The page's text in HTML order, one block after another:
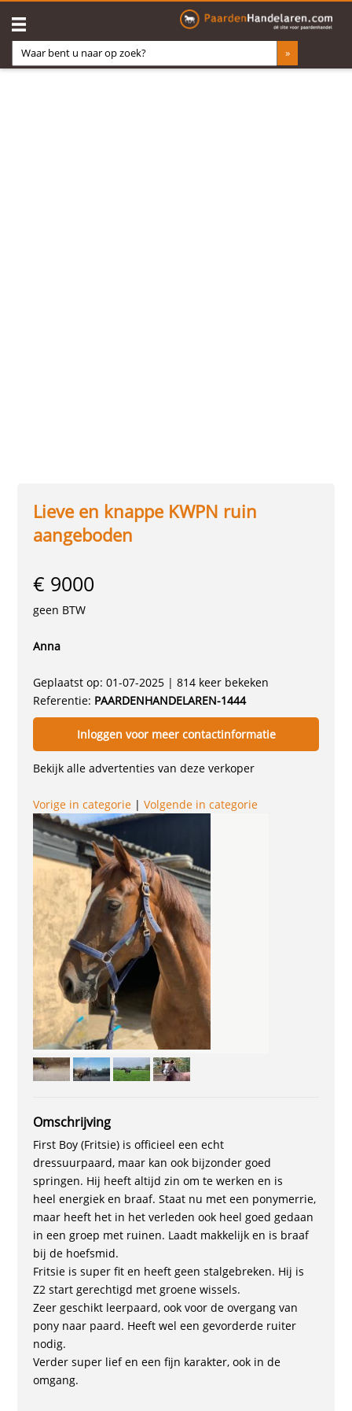
Lieve en knappe KWPN ruin
aangeboden
€ 9000
geen BTW
Anna
Geplaatst op: 01-07-2025 | 814 keer bekeken
Referentie: PAARDENHANDELAREN-1444
Inloggen voor meer contactinformatie
Bekijk alle advertenties van deze verkoper
Vorige in categorie |Volgende in categorie
Omschrijving
First Boy (Fritsie) is officieel een echt
dressuurpaard, maar kan ook bijzonder goed
springen. Hij heeft altijd zin om te werken en is
heel energiek en braaf. Staat nu met een ponymerrie,
maar heeft het in het verleden ook heel goed gedaan
in een groep met ruinen. Laadt makkelijk en is braaf
bij de hoefsmid.
Fritsie is super fit en heeft geen stalgebreken. Hij is
Z2 start gerechtigd met groene wissels.
Zeer geschikt leerpaard, ook voor de overgang van
pony naar paard. Heeft wel een gevorderde ruiter
nodig.
Verder super lief en een fijn karakter, ook in de
omgang.